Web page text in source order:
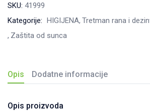
pack,
50g
SKU: 41999
Kategorije: HIGIJENA Tretman rana i
Zaštita od sunca
Opis Dodatne informacije
Opis proizvoda